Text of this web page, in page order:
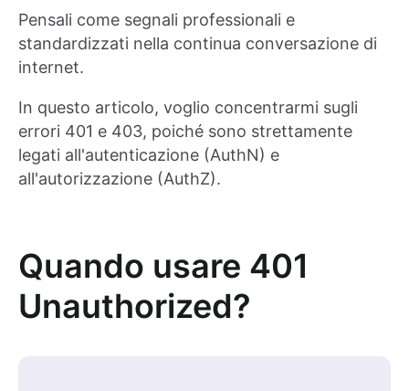
Pensali come segnali professionali e
standardizzati nella continua conversazione di
internet.
In questo articolo, voglio concentrarmi sugli
errori 401 e 403, poiché sono strettamente
legati all'autenticazione (AuthN) e
all'autorizzazione (AuthZ).
Quando usare 401
Unauthorized?